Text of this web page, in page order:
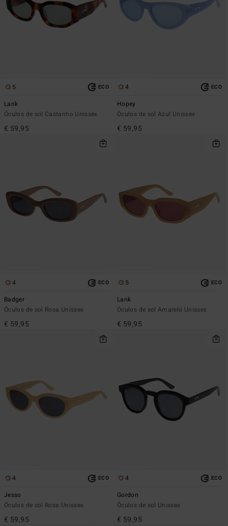
5 ECO
Lank
Óculos de sol Castanho Unissex
€ 59,95
4 ECO
Hopey
Óculos de sol Azul Unissex
€ 59,95
4 ECO
Badger
Óculos de sol Rosa Unissex
€ 59,95
5 ECO
Lank
Óculos de sol Amarelo Unissex
€ 59,95
4 ECO
Jesso
Óculos de sol Rosa Unissex
€ 59,95
4 ECO
Gordon
Óculos de sol Unissex
€ 59,95